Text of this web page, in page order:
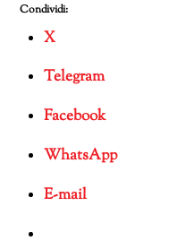
Condividi:
X
Telegram
Facebook
WhatsApp
E-mail